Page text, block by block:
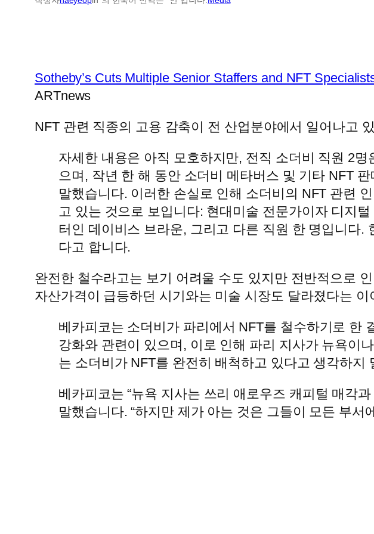
Sotheby’s Cuts Multiple Senior Staffers and NFT
ARTnews
NFT 관련 직종의 고용 감축이 전 산업분야에서 일어나고
자세한 내용은 아직 모호하지만, 전직 소더비 직원 2
으며, 작년 한 해 동안 소더비 메타버스 및 기타 NFT
말했습니다. 이러한 손실로 인해 소더비의 NFT 관련
고 있는 것으로 보입니다: 현대미술 전문가이자 디지
터인 데이비스 브라운, 그리고 다른 직원 한 명입니다
다고 합니다.
완전한 철수라고는 보기 어려울 수도 있지만 전반적으로
자산가격이 급등하던 시기와는 미술 시장도 달라졌다는
베카피코는 소더비가 파리에서 NFT를 철수하기로 한
강화와 관련이 있으며, 이로 인해 파리 지사가 뉴욕이
는 소더비가 NFT를 완전히 배척하고 있다고 생각하지
베카피코는 “뉴욕 지사는 쓰리 애로우즈 캐피털 매각
말했습니다. “하지만 제가 아는 것은 그들이 모든 부서